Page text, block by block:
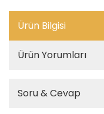
Ürün Bilgisi
Ürün Yorumları
Soru & Cevap